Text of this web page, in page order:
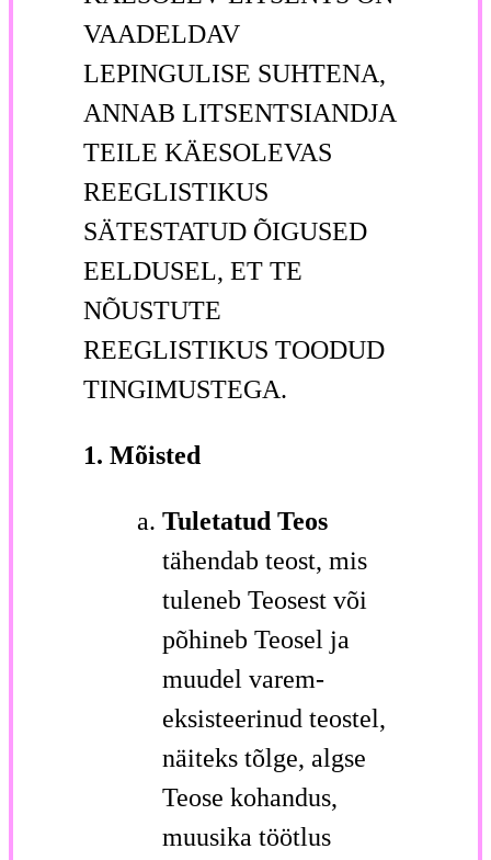
VAADELDAV
LEPINGULISE SUHTENA,
ANNAB LITSENTSIANDJA
TEILE KÄESOLEVAS
REEGLISTIKUS
SÄTESTATUD ÕIGUSED
EELDUSEL, ET TE
NÕUSTUTE
REEGLISTIKUS TOODUD
TINGIMUSTEGA.
1. Mõisted
Tuletatud Teos
tähendab teost, mis
tuleneb Teosest või
põhineb Teosel ja
muudel varem-
eksisteerinud teostel,
näiteks tõlge, algse
Teose kohandus,
muusika töötlus